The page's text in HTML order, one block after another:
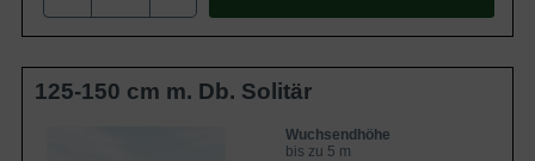
125-150 cm m. Db. Solitär
Wuchsendhöhe
bis zu 5 m